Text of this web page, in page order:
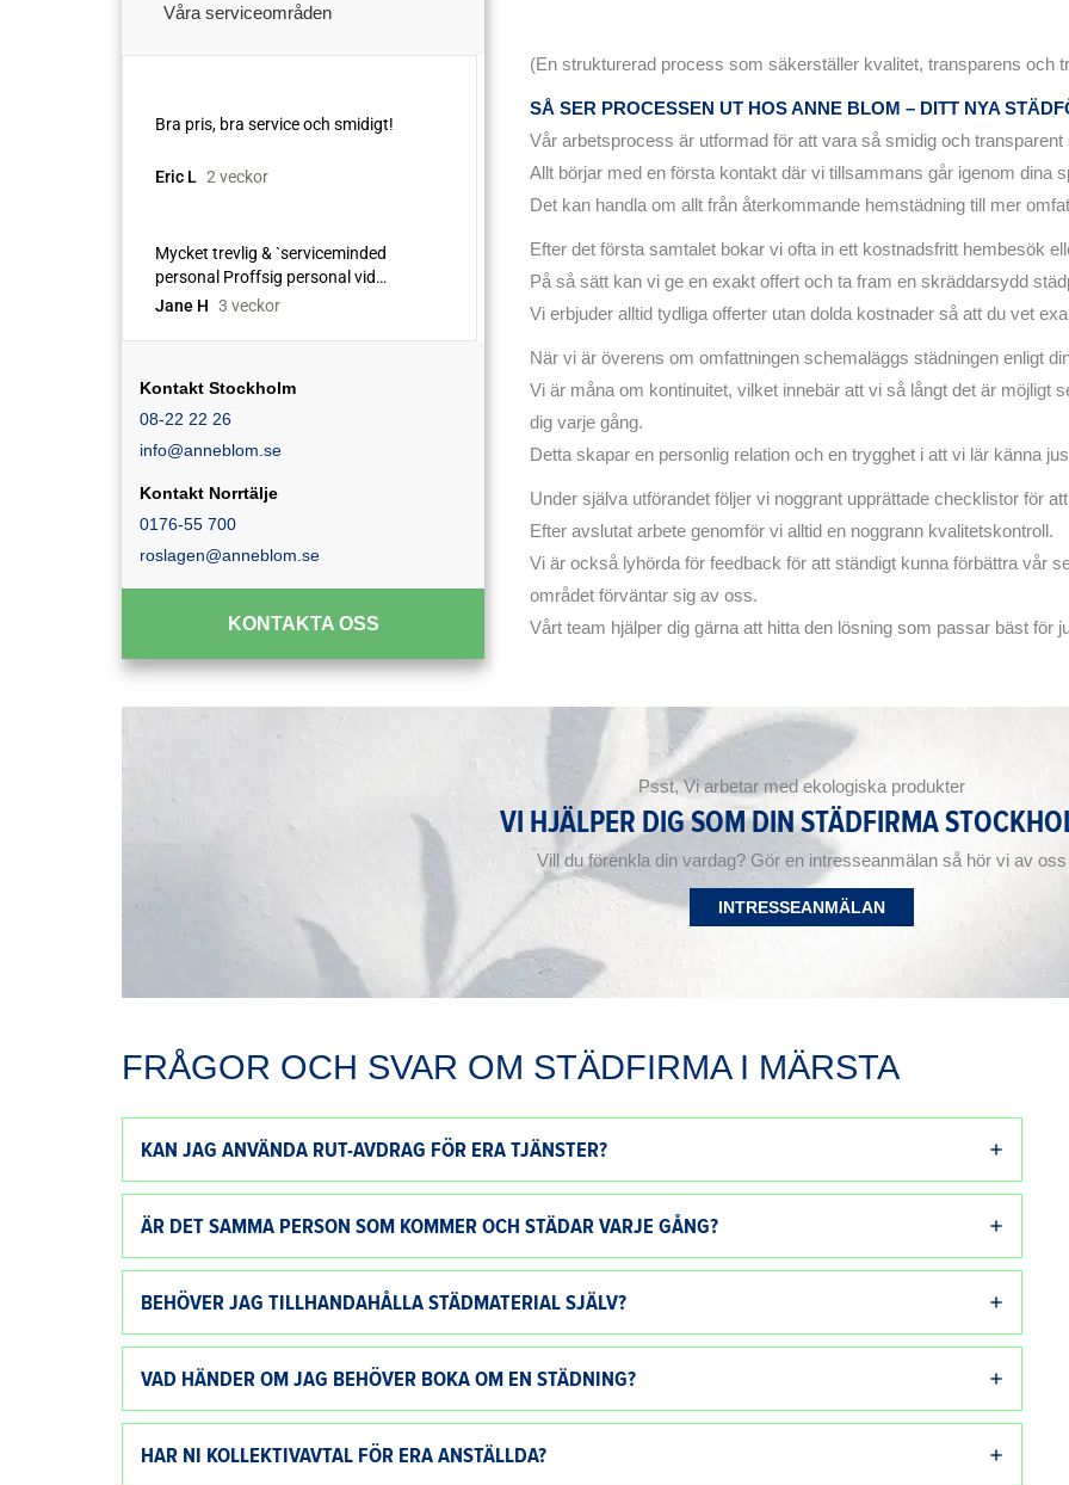
Våra serviceområden
Kontakt Stockholm
08-22 22 26
info@anneblom.se
Kontakt Norrtälje
0176-55 700
roslagen@anneblom.se
KONTAKTA OSS
(En strukturerad process som säkerställer kvalitet, transparens och
SÅ SER PROCESSEN UT HOS ANNE BLOM – DITT NYA
Vår arbetsprocess är utformad för att vara så smidig och
Allt börjar med en första kontakt där vi tillsammans går igenom dina
Det kan handla om allt från återkommande hemstädning till mer
Efter det första samtalet bokar vi ofta in ett kostnadsfritt hembesök
På så sätt kan vi ge en exakt offert och ta fram en skräddarsydd
Vi erbjuder alltid tydliga offerter utan dolda kostnader så att du vet
När vi är överens om omfattningen schemaläggs städningen enligt
Vi är måna om kontinuitet, vilket innebär att vi så långt det är möjligt
dig varje gång.
Detta skapar en personlig relation och en trygghet i att vi lär känna
Under själva utförandet följer vi noggrant upprättade checklistor för
Efter avslutat arbete genomför vi alltid en noggrann kvalitetskontroll.
Vi är också lyhörda för feedback för att ständigt kunna förbättra vår
området förväntar sig av oss.
Vårt team hjälper dig gärna att hitta den lösning som passar bäst för
Psst, Vi arbetar med ekologiska produkter
VI HJÄLPER DIG SOM DIN STÄDFIRMA
Vill du förenkla din vardag? Gör en intresseanmälan så hör vi av oss
INTRESSEANMÄLAN
FRÅGOR OCH SVAR OM STÄDFIRMA I MÄRSTA
KAN JAG ANVÄNDA RUT-AVDRAG FÖR ERA TJÄNSTER?
ÄR DET SAMMA PERSON SOM KOMMER OCH STÄDAR VARJE GÅNG?
BEHÖVER JAG TILLHANDAHÅLLA STÄDMATERIAL SJÄLV?
VAD HÄNDER OM JAG BEHÖVER BOKA OM EN STÄDNING?
HAR NI KOLLEKTIVAVTAL FÖR ERA ANSTÄLLDA?